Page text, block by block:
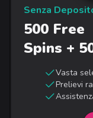
Senza
500 Free
Spins +
Vasta
Prelievi